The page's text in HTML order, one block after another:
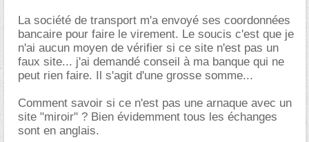
La société de transport m'a envoyé ses coordonnées
bancaire pour faire le virement. Le soucis c'est que je
n'ai aucun moyen de vérifier si ce site n'est pas un
faux site... j'ai demandé conseil à ma banque qui ne
peut rien faire. Il s'agit d'une grosse somme...
Comment savoir si ce n'est pas une arnaque avec un
site "miroir" ? Bien évidemment tous les échanges
sont en anglais.